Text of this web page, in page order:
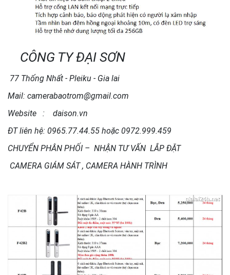
CÔNG TY ĐẠI SƠN
77 Thống Nhất - Pleiku - Gia lai
Mail: camerabaotrom@gmail.com
Website : daison.vn
ĐT liên hệ: 0965.77.44.55 hoặc 0972.999.459
CHUYỂN PHÂN PHỐI – NHẬN TƯ VẤN LẮP ĐẶT
CAMERA GIÁM SÁT , CAMERA HÀNH TRÌNH